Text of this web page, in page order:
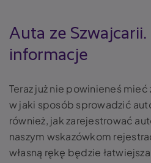
Auta ze
informacje
Teraz już nie powinieneś
w jaki sposób sprowadzić
również, jak zarejestrować
naszym wskazówkom
własną rękę będzie